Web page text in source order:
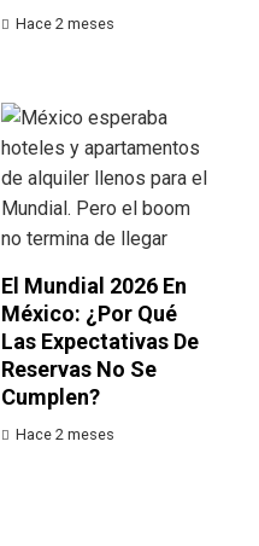
Hace 2 meses
El Mundial 2026 En
México: ¿por Qué
Las Expectativas De
Reservas No Se
Cumplen?
Hace 2 meses